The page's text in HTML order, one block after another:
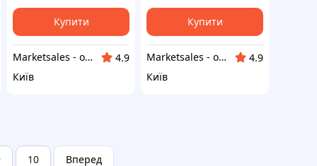
Купити
Marketsales - обладнання та інструменти
4.9
Київ
Купити
Marketsales - обладнання та інструменти
4.9
Київ
10 Вперед